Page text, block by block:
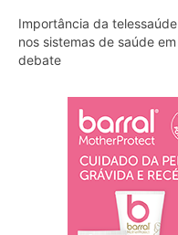
Importância da telessaúde
nos sistemas de saúde em
debate